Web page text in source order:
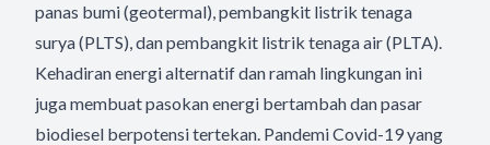
panas bumi (geotermal), pembangkit listrik tenaga
surya (PLTS), dan pembangkit listrik tenaga air (PLTA).
Kehadiran energi alternatif dan ramah lingkungan ini
juga membuat pasokan energi bertambah dan pasar
biodiesel berpotensi tertekan. Pandemi Covid-19 yang